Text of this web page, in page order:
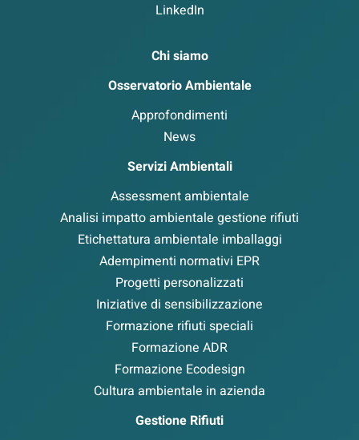
LinkedIn
Chi siamo
Osservatorio Ambientale
Approfondimenti
News
Servizi Ambientali
Assessment ambientale
Analisi impatto ambientale gestione rifiuti
Etichettatura ambientale imballaggi
Adempimenti normativi EPR
Progetti personalizzati
Iniziative di sensibilizzazione
Formazione rifiuti speciali
Formazione ADR
Formazione Ecodesign
Cultura ambientale in azienda
Gestione Rifiuti